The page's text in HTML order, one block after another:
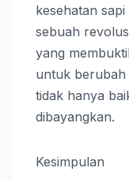
kesehatan
sebuah
yang
untuk berubah
tidak hanya
dibayangkan.
Kesimpulan